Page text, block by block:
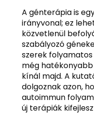
A génterápia is
irányvonal; ez
közvetlenül
szabályozó
szerek
még
kínál majd. A
dolgoznak azon,
autoimmun
új terápiák